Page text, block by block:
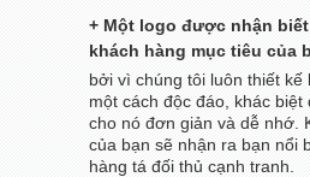
+ Một logo được nhận
khách hàng mục tiêu của
bởi vì chúng tôi luôn thiết kế
một cách độc đáo, khác biệt
cho nó đơn giản và dễ nhớ.
của bạn sẽ nhận ra bạn nổi
hàng tá đối thủ cạnh tranh.